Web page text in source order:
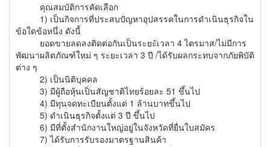
คุณสมบัติการคัดเลือก
1) เป็นกิจการที่ประสบปัญหาอุปสรรคในการดำเนินธุรกิจใน
ข้อใดข้อหนึ่ง ดังนี้
ยอดขายลดลงติดต่อกันเป็นระยะัเวลา 4 ไตรมาส/ไม่มีการ
พัฒนาผลิตภัณฑ์ใหม่ ๆ ระยะเวลา 3 ปี /ได้รับผลกระทบจากภัยพิบัติ
ต่าง ๆ
2) เป็นนิติบุคคล
3) มีผู้ถือหุ้นเป็นสัญชาติไทยร้อยละ 51 ขึ้นไป
4) มีทุนจดทะเบียนตั้งแต่ 1 ล้านบาทขึ้นไป
5) ดำเนินธุรกิจตั้งแต่ 3 ปี ขึ้นไป
6) มีที่ตั้งสำนักงานใหญ่อยู่ในจังหวัดที่ยื่นใบสมัคร
7) ได้รับการรับรองมาตรฐานสินค้า